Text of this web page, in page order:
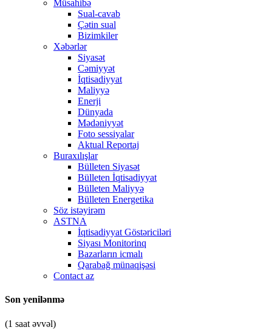
Müsahibə
Sual-cavab
Çətin sual
Bizimkiler
Xəbərlər
Siyasət
Cəmiyyət
İqtisadiyyat
Maliyyə
Enerji
Dünyada
Mədəniyyət
Foto sessiyalar
Aktual Reportaj
Buraxılışlar
Bülleten Siyasət
Bülleten İqtisadiyyat
Bülleten Maliyyə
Bülleten Energetika
Söz istəyirəm
ASTNA
İqtisadiyyat Göstəriciləri
Siyası Monitorinq
Bazarların icmalı
Qarabağ münaqişəsi
Contact az
Son yenilənmə
(1 saat əvvəl)